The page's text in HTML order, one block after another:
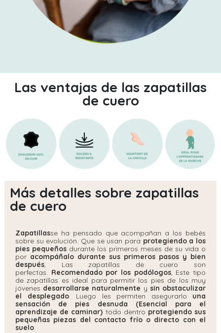
Las ventajas de las zapatillas
de cuero
Más detalles sobre zapatillas
de cuero
Zapatillasse ha pensado que acompañan a los bebés
sobre su evolución. Que se usan para protegiendo a los
pies pequeños durante los primeros meses de su vida o
por acompáñalo durante sus primeros pasos y bien
después, Las zapatillas de cuero son
perfectas. Recomendado por los podólogos, Este tipo
de zapatillas es ideal para permitir los pies de los muy
jóvenes desarrollarse naturalmente y sin obstaculizar
el desplegado. Luego les permiten asegurarlo
una
sensación de pies desnuda
(Esencial para el
aprendizaje de caminar) todo dentro protegiendo sus
pequeñas piezas del contacto frío o directo con el
suelo